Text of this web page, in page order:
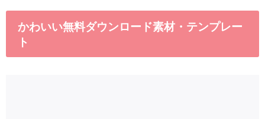
かわいい無料ダウンロード素材・テンプレー
ト